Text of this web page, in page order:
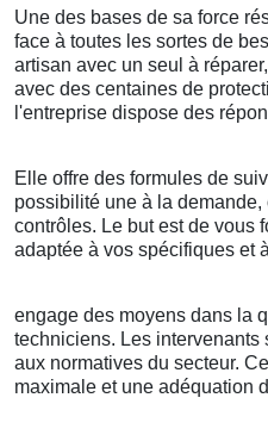
Une des bases de sa force
face à toutes les sortes de
artisan avec un seul à
avec des centaines de
l'entreprise dispose des
Elle offre des formules de
possibilité une à la
contrôles. Le but est de vous
adaptée à vos spécifiques et
engage des moyens dans la
techniciens. Les
aux normatives du secteur.
maximale et une adéquation